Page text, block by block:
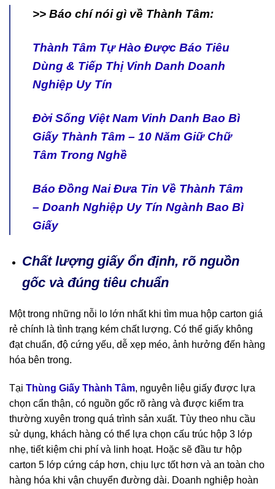
>> Báo chí nói gì về Thành Tâm:
Thành Tâm Tự Hào Được Báo Tiêu
Dùng & Tiếp Thị Vinh Danh Doanh
Nghiệp Uy Tín
Đời Sống Việt Nam Vinh Danh Bao Bì
Giấy Thành Tâm – 10 Năm Giữ Chữ
Tâm Trong Nghề
Báo Đồng Nai Đưa Tin Về Thành Tâm
– Doanh Nghiệp Uy Tín Ngành Bao Bì
Giấy
Chất lượng giấy ổn định, rõ nguồn
gốc và đúng tiêu chuẩn
Một trong những nỗi lo lớn nhất khi tìm mua hộp carton giá
rẻ chính là tình trạng kém chất lượng. Có thể giấy không
đạt chuẩn, độ cứng yếu, dễ xẹp méo, ảnh hưởng đến hàng
hóa bên trong.
Tại Thùng Giấy Thành Tâm, nguyên liệu giấy được lựa
chọn cẩn thận, có nguồn gốc rõ ràng và được kiểm tra
thường xuyên trong quá trình sản xuất. Tùy theo nhu cầu
sử dụng, khách hàng có thể lựa chọn cấu trúc hộp 3 lớp
nhẹ, tiết kiệm chi phí và linh hoạt. Hoặc sẽ đầu tư hộp
carton 5 lớp cứng cáp hơn, chịu lực tốt hơn và an toàn cho
hàng hóa khi vận chuyển đường dài. Doanh nghiệp hoàn